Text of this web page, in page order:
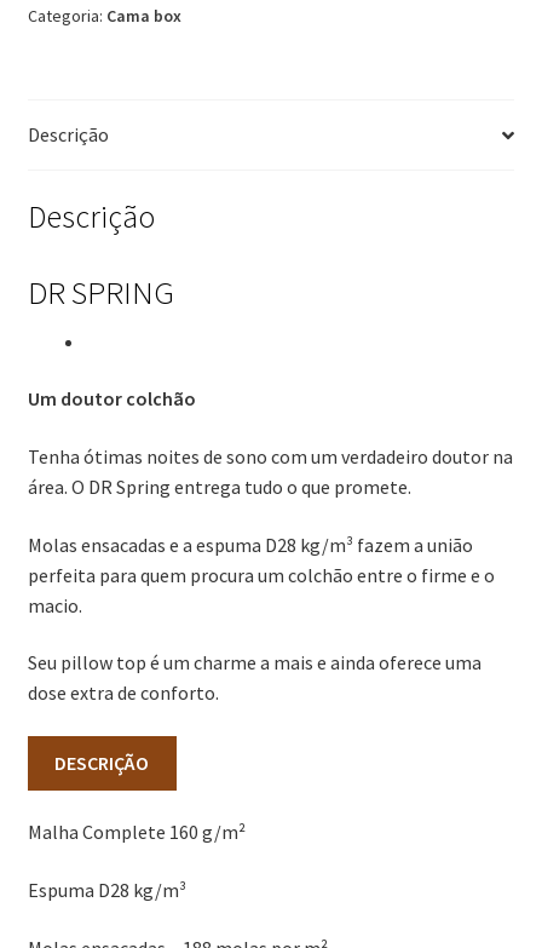
Molas
Plumatex
Categoria: Cama box
Descrição
Descrição
DR SPRING
Um doutor colchão
Tenha ótimas noites de sono com um verdadeiro doutor na
área. O DR Spring entrega tudo o que promete.
Molas ensacadas e a espuma D28 kg/m³ fazem a união
perfeita para quem procura um colchão entre o firme e o
macio.
Seu pillow top é um charme a mais e ainda oferece uma
dose extra de conforto.
DESCRIÇÃO
Malha Complete 160 g/m²
Espuma D28 kg/m³